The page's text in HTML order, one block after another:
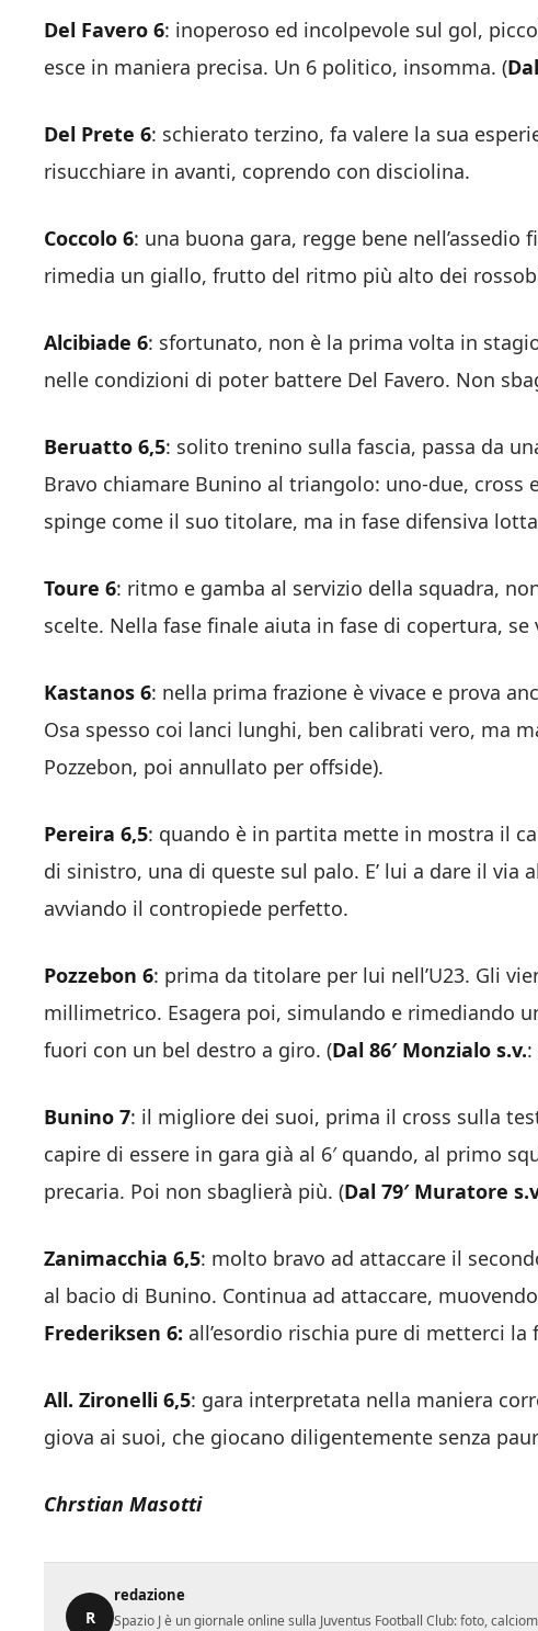
Del Favero 6: inoperoso ed incolpevole sul gol,
esce in maniera precisa. Un 6 politico, insomma. (
Del Prete 6: schierato terzino, fa valere la sua
risucchiare in avanti, coprendo con disciolina.
Coccolo 6: una buona gara, regge bene
rimedia un giallo, frutto del ritmo più alto dei
Alcibiade 6: sfortunato, non è la prima volta in
nelle condizioni di poter battere Del Favero. Non
Beruatto 6,5: solito trenino sulla fascia, passa da
Bravo chiamare Bunino al triangolo: uno-due, cross
spinge come il suo titolare, ma in fase difensiva
Toure 6: ritmo e gamba al servizio della squadra,
scelte. Nella fase finale aiuta in fase di copertura, se
Kastanos 6: nella prima frazione è vivace e prova
Osa spesso coi lanci lunghi, ben calibrati vero, ma
Pozzebon, poi annullato per offside).
Pereira 6,5: quando è in partita mette in mostra il
di sinistro, una di queste sul palo. E’ lui a dare il via
avviando il contropiede perfetto.
Pozzebon 6: prima da titolare per lui nell’U23. Gli
millimetrico. Esagera poi, simulando e rimediando
fuori con un bel destro a giro. (Dal 86′ Monzialo s.v.
Bunino 7: il migliore dei suoi, prima il cross sulla
capire di essere in gara già al 6′ quando, al primo
precaria. Poi non sbaglierà più. (Dal 79′ Muratore
Zanimacchia 6,5: molto bravo ad attaccare il
al bacio di Bunino. Continua ad attaccare,
Frederiksen 6: all’esordio rischia pure di metterci la
All. Zironelli 6,5: gara interpretata nella maniera
giova ai suoi, che giocano diligentemente senza
Chrstian Masotti
R
redazione
Spazio J è un giornale online sulla Juventus Football Club: foto,